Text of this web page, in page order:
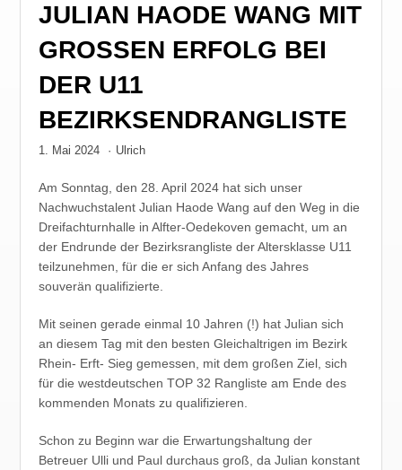
JULIAN HAODE WANG MIT
GROSSEN ERFOLG BEI D
ER U11 B
EZIRKSENDRANGLISTE
1. Mai 2024 · Ulrich
Am Sonntag, den 28. April 2024 hat sich unser
Nachwuchstalent Julian Haode Wang auf den Weg in die
Dreifachturnhalle in Alfter-Oedekoven gemacht, um an
der Endrunde der Bezirksrangliste der Altersklasse U11
teilzunehmen, für die er sich Anfang des Jahres
souverän qualifizierte.
Mit seinen gerade einmal 10 Jahren (!) hat Julian sich
an diesem Tag mit den besten Gleichaltrigen im Bezirk
Rhein- Erft- Sieg gemessen, mit dem großen Ziel, sich
für die westdeutschen TOP 32 Rangliste am Ende des
kommenden Monats zu qualifizieren.
Schon zu Beginn war die Erwartungshaltung der
Betreuer Ulli und Paul durchaus groß, da Julian konstant